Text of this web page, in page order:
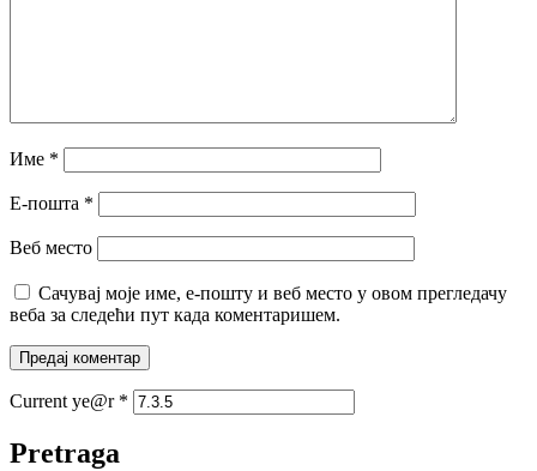
Име *
Е-пошта *
Веб место
Сачувај моје име, е-пошту и веб место у овом прегледачу
веба за следећи пут када коментаришем.
Current ye@r *
Pretraga